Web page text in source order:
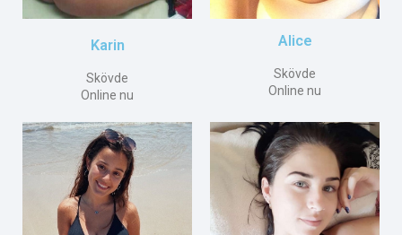
Karin
Skövde
Online nu
Alice
Skövde
Online nu